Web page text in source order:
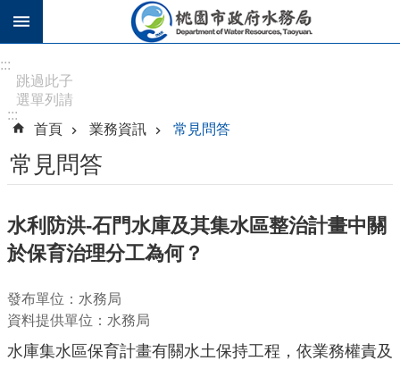
跳到主要內容區塊
階
搜
尋
息
公
認
識
水
:::
跳過此子
選單列請
[Enter]，
繼續則按
[Tab]
:::
首頁
業務資訊 常見問答
常見問答
水利防洪-石門水庫及其集水區整治計畫中關
於保育治理分工為何？
發布單位：水務局
資料提供單位：水務局
水庫集水區保育計畫有關水土保持工程，依業務權責及